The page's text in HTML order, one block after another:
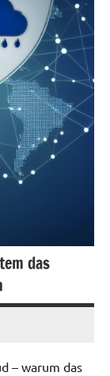
das
– warum das